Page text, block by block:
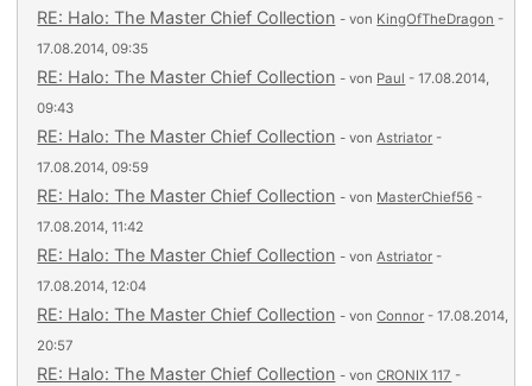
RE: Halo: The Master Chief Collection - von KingOfTheDragon -
17.08.2014, 09:35
RE: Halo: The Master Chief Collection - von Paul - 17.08.2014,
09:43
RE: Halo: The Master Chief Collection - vonAstriator -
17.08.2014, 09:59
RE: Halo: The Master Chief Collection - von MasterChief56 -
17.08.2014, 11:42
RE: Halo: The Master Chief Collection - vonAstriator -
17.08.2014, 12:04
RE: Halo: The Master Chief Collection - vonConnor - 17.08.2014,
20:57
RE: Halo: The Master Chief Collection - vonCRONIX 117 -